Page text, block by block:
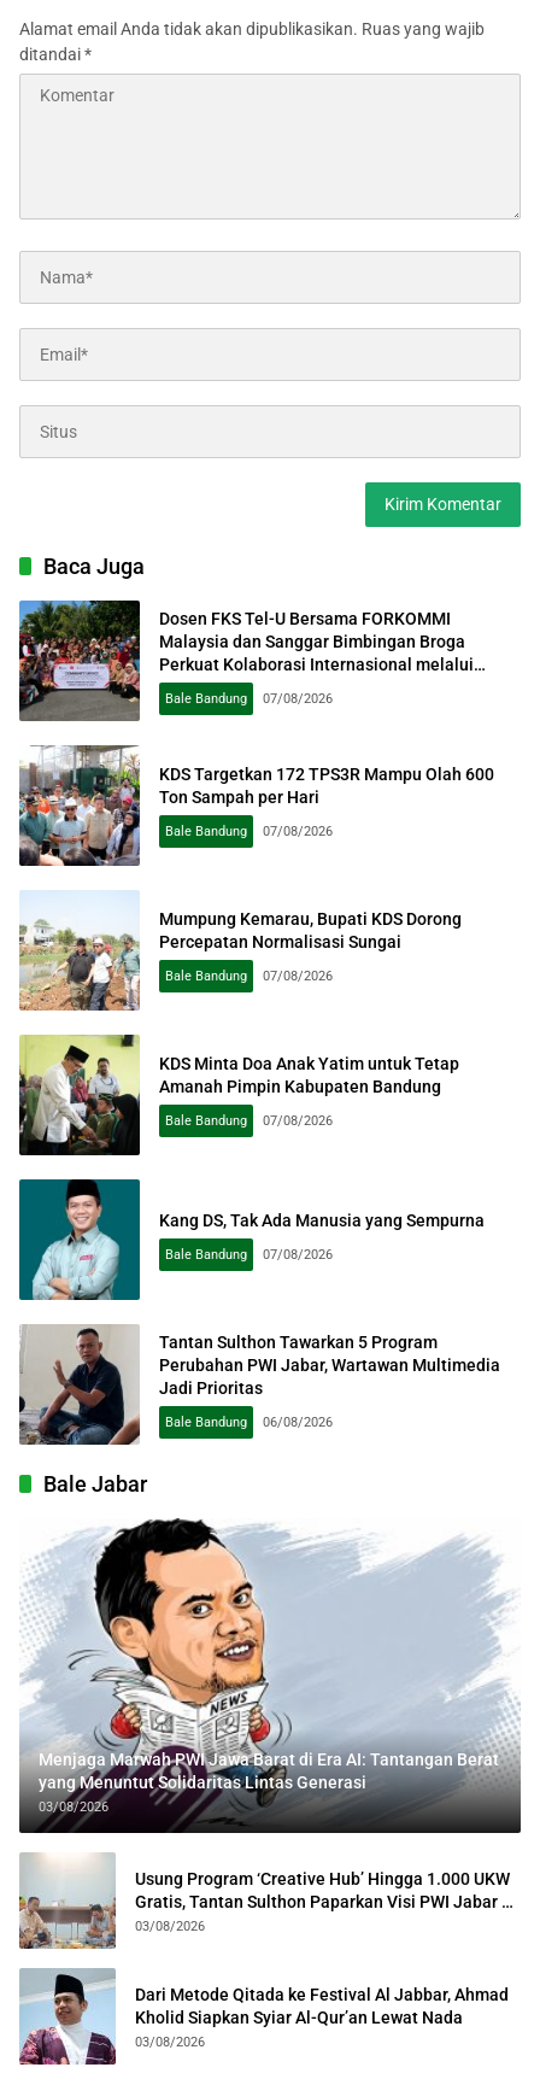
Alamat email Anda tidak akan dipublikasikan. Ruas yang wajib
ditandai*
Baca Juga
Dosen FKS Tel-U Bersama FORKOMMI
Malaysia dan Sanggar Bimbingan Broga
Perkuat Kolaborasi Internasional melalui
Pengabdian kepada Masyarakat
Bale Bandung 07/08/2026
KDS Targetkan 172 TPS3R Mampu Olah 600
Ton Sampah per Hari
Bale Bandung 07/08/2026
Mumpung Kemarau, Bupati KDS Dorong
Percepatan Normalisasi Sungai
Bale Bandung 07/08/2026
KDS Minta Doa Anak Yatim untuk Tetap
Amanah Pimpin Kabupaten Bandung
Bale Bandung 07/08/2026
Kang DS, Tak Ada Manusia yang Sempurna
Bale Bandung 07/08/2026
Tantan Sulthon Tawarkan 5 Program
Perubahan PWI Jabar, Wartawan Multimedia
Jadi Prioritas
Bale Bandung 06/08/2026
Bale Jabar
Menjaga Marwah PWI Jawa Barat di Era AI: Tantangan Berat
yang Menuntut Solidaritas Lintas Generasi
03/08/2026
Usung Program ‘Creative Hub’ Hingga 1.000 UKW
Gratis, Tantan Sulthon Paparkan Visi PWI Jabar di
Kota Bogor
03/08/2026
Dari Metode Qitada ke Festival Al Jabbar, Ahmad
Kholid Siapkan Syiar Al-Qur’an Lewat Nada
03/08/2026